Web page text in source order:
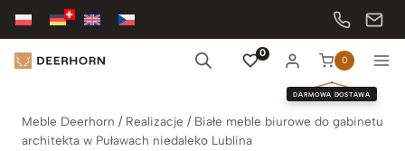
Przejdź
treści
0
0
DARMOWA DOSTAWA
Meble Deerhorn / Realizacje / Białe meble biurowe do gabinetu
architekta w Puławach niedaleko Lublina